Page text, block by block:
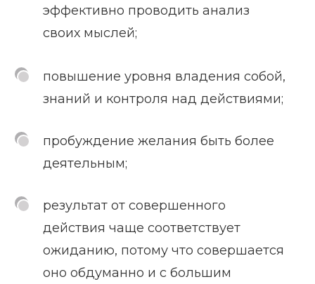
эффективно проводить анализ
своих мыслей;
повышение уровня владения собой,
знаний и контроля над действиями;
пробуждение желания быть более
деятельным;
результат от совершенного
действия чаще соответствует
ожиданию, потому что совершается
оно обдуманно и с большим